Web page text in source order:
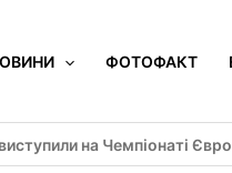
ФОТОФАКТ
на Чемпіонаті